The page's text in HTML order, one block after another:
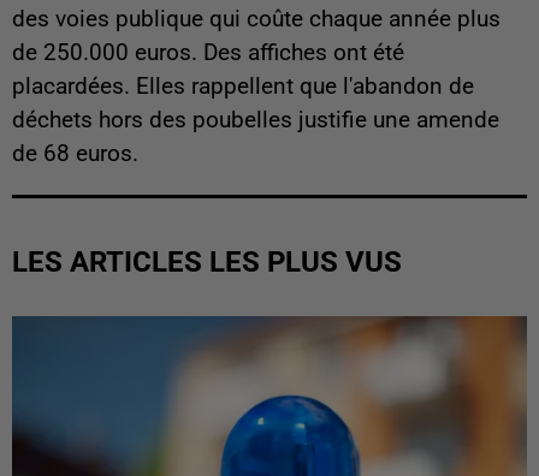
des voies publique qui coûte chaque année plus
de 250.000 euros. Des affiches ont été
placardées. Elles rappellent que l'abandon de
déchets hors des poubelles justifie une amende
de 68 euros.
LES ARTICLES LES PLUS VUS